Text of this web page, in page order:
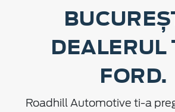
DEALERUL
FORD.
Roadhill Automotive ti-a